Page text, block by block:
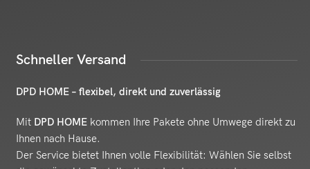
Schneller Versand
DPD HOME – flexibel, direkt und zuverlässig
Mit DPD HOME kommen Ihre Pakete ohne Umwege direkt zu
Ihnen nach Hause.
Der Service bietet Ihnen volle Flexibilität: Wählen Sie selbst